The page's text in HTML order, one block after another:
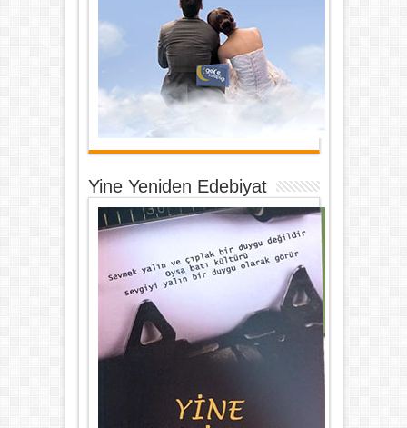
Yine Yeniden Edebiyat